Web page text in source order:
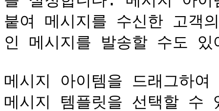
붙여 메시지를 수신한 고객
인 메시지를 발송할 수도 있
메시지 아이템을 드래그하
메시지 템플릿을 선택할 수